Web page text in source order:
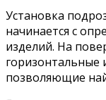
Установка
начинается с
изделий. На
горизонтальные
позволяющие